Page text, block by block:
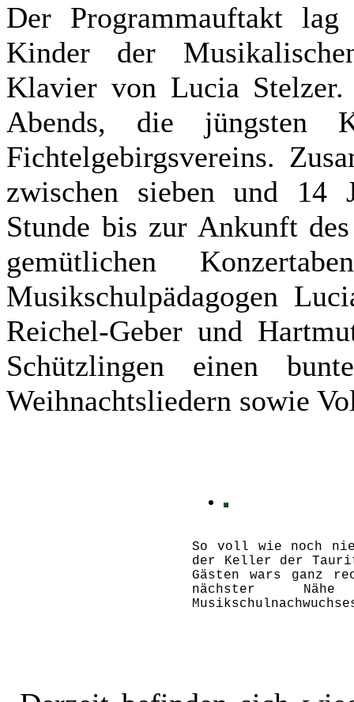
Der Programmauftakt
Kinder der
Klavier von Lucia
Abends, die jüngsten
Fichtelgebirgsvereins.
zwischen sieben und 14
Stunde bis zur Ankunft
gemütlichen
Musikschulpädagogen
Reichel-Geber und
Schützlingen einen
Weihnachtsliedern sowie
So voll wie noch
der Keller der
Gästen wars ganz
nächster